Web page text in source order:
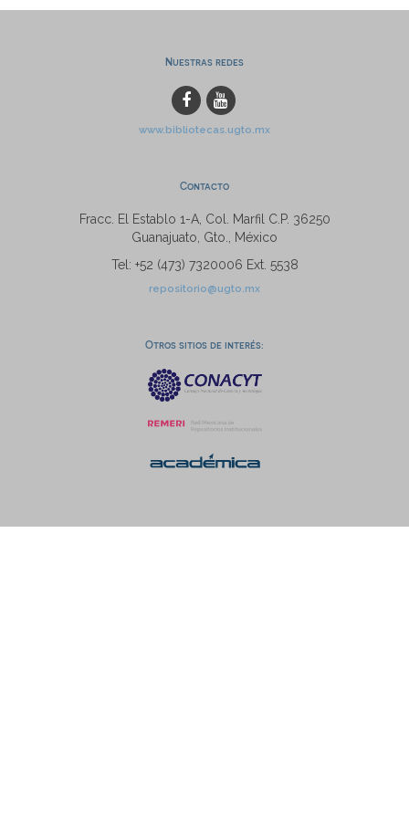
Nuestras redes
www.bibliotecas.ugto.mx
Contacto
Fracc. El Establo 1-A, Col. Marfil C.P. 36250
Guanajuato, Gto., México
Tel: +52 (473) 7320006 Ext. 5538
repositorio@ugto.mx
Otros sitios de interés: